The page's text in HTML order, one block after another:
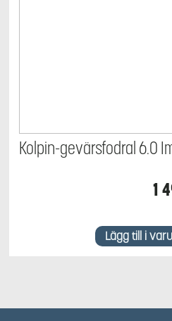
Kolpin-gevärsfodral 6.0
1
Lägg till i